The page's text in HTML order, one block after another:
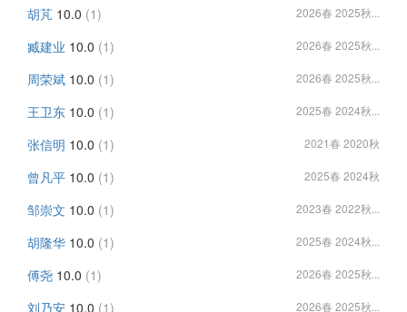
胡芃 10.0 (1) 2026春 2025秋...
臧建业 10.0 (1) 2026春 2025秋...
周荣斌 10.0 (1) 2026春 2025秋...
王卫东 10.0 (1) 2025春 2024秋...
张信明 10.0 (1) 2021春 2020秋
曾凡平 10.0 (1) 2025春 2024秋
邹崇文 10.0 (1) 2023春 2022秋...
胡隆华 10.0 (1) 2025春 2024秋...
傅尧 10.0 (1) 2026春 2025秋...
刘乃安 10.0 (1) 2026春 2025秋...